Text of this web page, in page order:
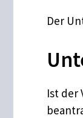
Der
Ist der